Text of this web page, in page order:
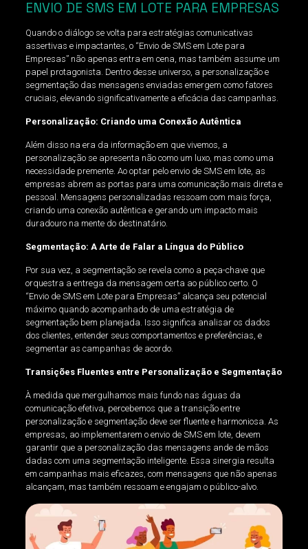
ENVIO DE SMS EM LOTE PARA EMPRESAS
Quando o diálogo se volta para estratégias comunicativas
assertivas e impactantes, o “Envio de SMS em Lote para
Empresas” não apenas entra em cena, mas também assume um
papel protagonista. Dentro desse universo, a personalização e
segmentação das mensagens enviadas emergem como fatores
cruciais, elevando significativamente a eficácia das campanhas.
Personalização: Criando uma Conexão Autêntica
Além disso na era da informação em que vivemos, a
personalização se apresenta não como um luxo, mas como uma
necessidade premente. Ao optar pelo envio de SMS em lote, as
empresas abrem as portas para uma comunicação mais direta e
pessoal. Mensagens personalizadas ressoam com mais força,
criando uma conexão autêntica e gerando um impacto mais
duradouro na mente do destinatário.
Segmentação: A Arte de Falar a Língua do Público
Por sua vez, a segmentação se revela como a peça-chave que
orquestra a entrega da mensagem certa ao público certo. O
“Envio de SMS em Lote para Empresas” alcança seu potencial
máximo quando acompanhado de uma estratégia de
segmentação bem planejada. Isso significa analisar os dados
dos clientes, entender seus comportamentos e preferências, e
segmentar as campanhas de acordo.
Transições Fluentes entre Personalização e Segmentação
À medida que mergulhamos mais fundo nas águas da
comunicação efetiva, percebemos que a transição entre
personalização e segmentação deve ser fluente e harmoniosa. As
empresas, ao implementarem o envio de SMS em lote, devem
garantir que a personalização das mensagens ande de mãos
dadas com uma segmentação inteligente. Essa sinergia resulta
em campanhas mais eficazes, com mensagens que não apenas
alcançam, mas também ressoam e engajam o público-alvo.